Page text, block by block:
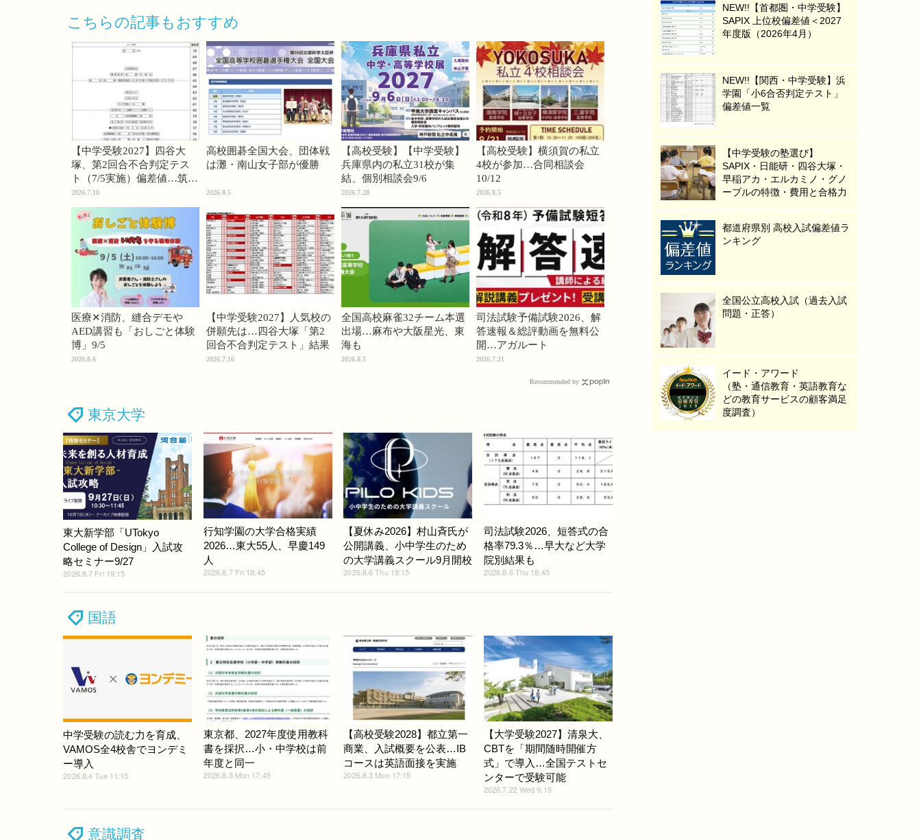
こちらの記事もおすすめ
【中学受験2027】四谷大
塚、第2回合不合判定テス
ト（7/5実施）偏差値…筑駒
74・桜蔭70＜PR＞
2026.7.10
高校囲碁全国大会、団体戦
は灘・南山女子部が優勝
2026.8.5
【高校受験】【中学受験】
兵庫県内の私立31校が集
結、個別相談会9/6
2026.7.28
【高校受験】横須賀の私立
4校が参加…合同相談会
10/12
2026.8.5
医療✕消防、縫合デモや
AED講習も「おしごと体験
博」9/5
2026.8.6
【中学受験2027】人気校の
併願先は…四谷大塚「第2
回合不合判定テスト」結果
2026.7.16
全国高校麻雀32チーム本選
出場…麻布や大阪星光、東
海も
2026.8.5
司法試験予備試験2026、解
答速報＆総評動画を無料公
開…アガルート
2026.7.21
Recommended by
東京大学
東大新学部「UTokyo
College of Design」入試攻
略セミナー9/27
2026.8.7 Fri 19:15
行知学園の大学合格実績
2026…東大55人、早慶149
人
2026.8.7 Fri 18:45
【夏休み2026】村山斉氏が
公開講義、小中学生のため
の大学講義スクール9月開校
2026.8.6 Thu 19:15
司法試験2026、短答式の合
格率79.3％…早大など大学
院別結果も
2026.8.6 Thu 18:45
国語
中学受験の読む力を育成、
VAMOS全4校舎でヨンデミ
ー導入
2026.8.4 Tue 11:15
東京都、2027年度使用教科
書を採択…小・中学校は前
年度と同一
2026.8.3 Mon 17:45
【高校受験2028】都立第一
商業、入試概要を公表…IB
コースは英語面接を実施
2026.8.3 Mon 17:15
【大学受験2027】清泉大、
CBTを「期間随時開催方
式」で導入…全国テストセ
ンターで受験可能
2026.7.22 Wed 9:15
意識調査
NEW!!【首都圏・中学受験】
SAPIX 上位校偏差値＜2027
年度版（2026年4月）
NEW!!【関西・中学受験】浜
学園「小6合否判定テスト」
偏差値一覧
【中学受験の塾選び】
SAPIX・日能研・四谷大塚・
早稲アカ・エルカミノ・グノ
ーブルの特徴・費用と合格力
都道府県別 高校入試偏差値ラ
ンキング
全国公立高校入試（過去入試
問題・正答）
イード・アワード
（塾・通信教育・英語教育な
どの教育サービスの顧客満足
度調査）